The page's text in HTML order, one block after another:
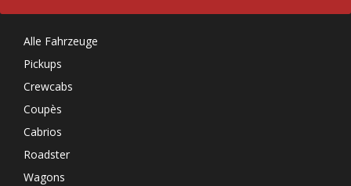
Alle Fahrzeuge
Pickups
Crewcabs
Coupès
Cabrios
Roadster
Wagons